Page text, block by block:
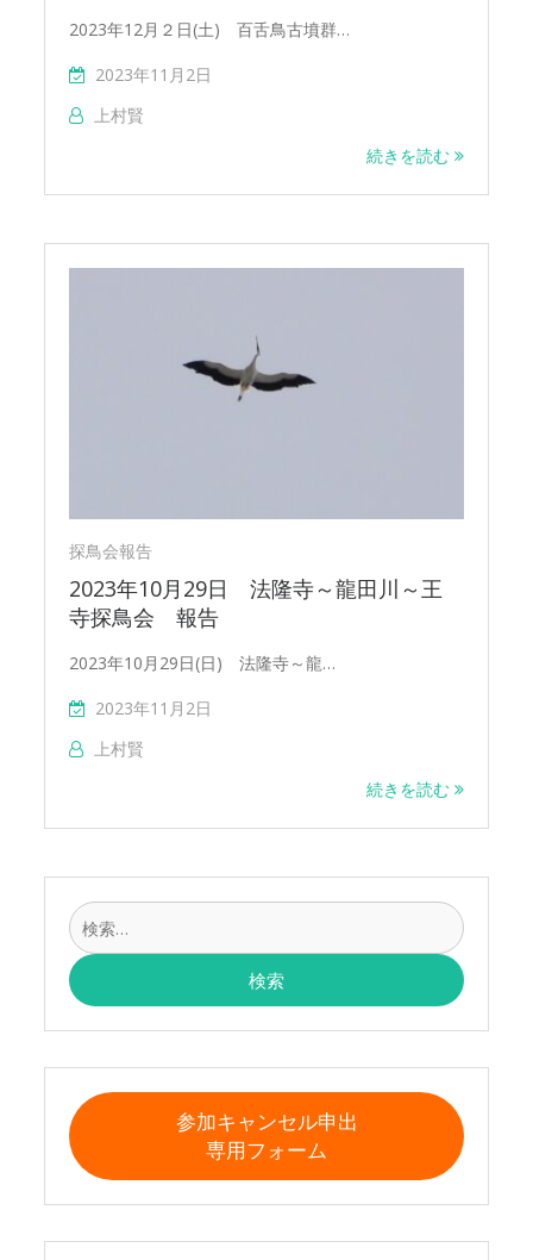
2023年12月２日(土) 百舌鳥古墳群…
2023年11月2日
上村賢
続きを読む
探鳥会報告
2023年10月29日 法隆寺～龍田川～王
寺探鳥会 報告
2023年10月29日(日) 法隆寺～龍…
2023年11月2日
上村賢
続きを読む
検
索:
参加キャンセル申出
専用フォーム